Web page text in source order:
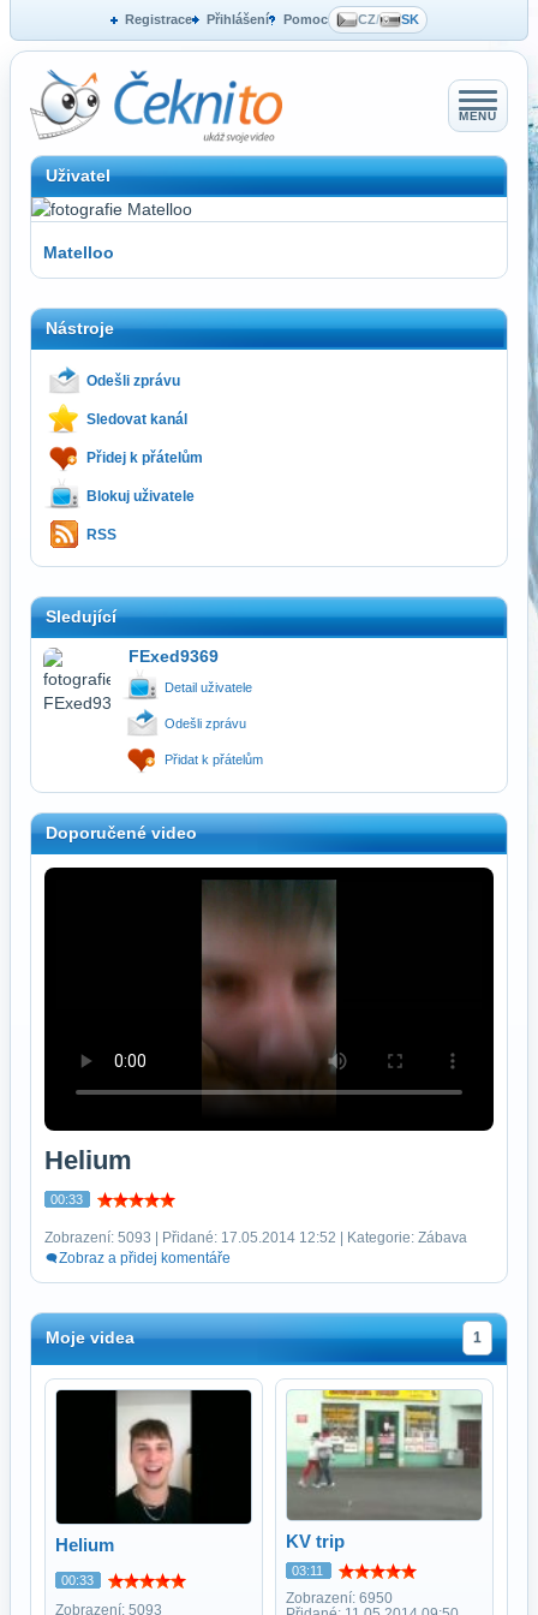
Registrace Přihlášení Pomoc CZ/ SK
MENU
Uživatel
Matelloo
Nástroje
Odešli zprávu
Sledovat kanál
Přidej k přátelům
Blokuj uživatele
RSS
Sledující
FExed9369
Detail uživatele
Odešli zprávu
Přidat k přátelům
Doporučené video
Helium
00:33
Zobrazení: 5093 | Přidané: 17.05.2014 12:52 | Kategorie: Zábava
Zobraz a přidej komentáře
Moje videa 1
Helium
00:33
Zobrazení: 5093
KV trip
03:11
Zobrazení: 6950